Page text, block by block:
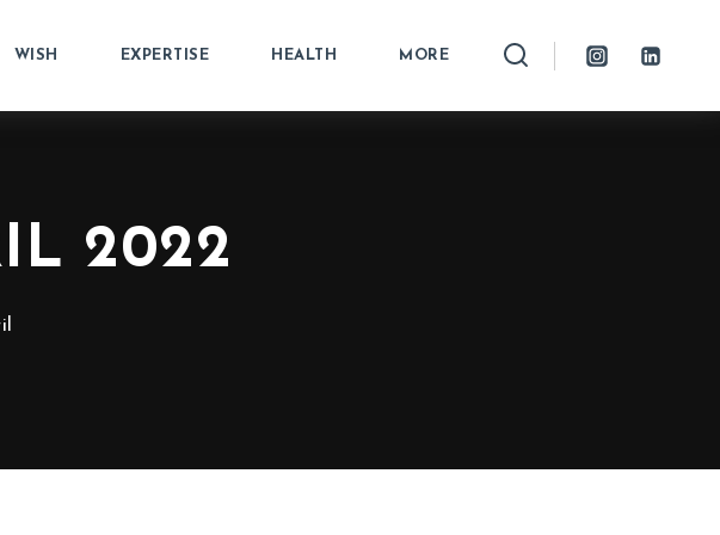
WISH EXPERTISE HEALTH MORE
2022